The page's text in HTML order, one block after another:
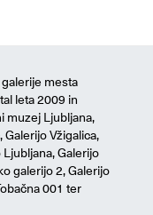
mesta
leta 2009 in
muzej Ljubljana,
Galerijo Vžigalica,
Galerijo
galerijo 2, Galerijo
001 ter